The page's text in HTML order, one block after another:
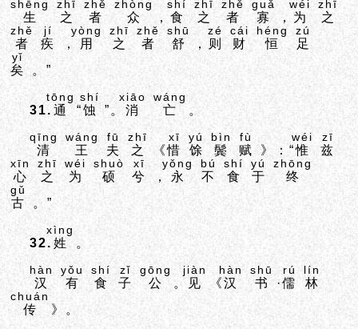
生
shēng
之
zhī
者
zhě
众
zhòng
， 食
shí
之
zhī
者
zhě
寡
guǎ
， 为
wéi
之
zhī
者
zhě
疾
jí
， 用
yòng
之
zhī
者
zhě
舒
shū
， 则
zé
财
cái
恒
héng
足
zú
矣
yǐ
。”
31. 通
tōng
“蚀
shí
”。 消
xiāo
亡
wáng
。
清
qīng
王
wáng
夫
fū
之
zhī
《惜
xī
馀
yú
鬓
bìn
赋
fù
》：“惟
wéi
兹
zī
心
xīn
之
zhī
为
wéi
硕
shuò
兮
xī
， 永
yǒng
不
bú
食
shí
于
yú
终
zhōng
古
gǔ
。”
32. 姓
xìng
。
汉
hàn
有
yǒu
食
shí
子
zǐ
公
gōng
。 见
jiàn
《汉
hàn
书
shū
·儒
rú
林
lín
传
chuán
》。